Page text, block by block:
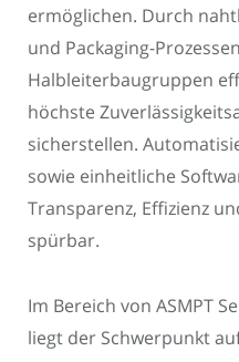
ermöglichen. Durch
und Packaging-
Halbleiterbaugruppen
höchste
sicherstellen.
sowie einheitliche
Transparenz, Effizienz
spürbar.
Im Bereich von ASMPT
liegt der Schwerpunkt